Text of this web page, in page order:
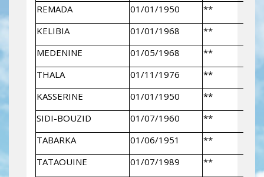
REMADA
01/01/1950
**
KELIBIA
01/01/1968
**
MEDENINE
01/05/1968
**
THALA
01/11/1976
**
KASSERINE
01/01/1950
**
SIDI-BOUZID
01/07/1960
**
TABARKA
01/06/1951
**
TATAOUINE
01/07/1989
**